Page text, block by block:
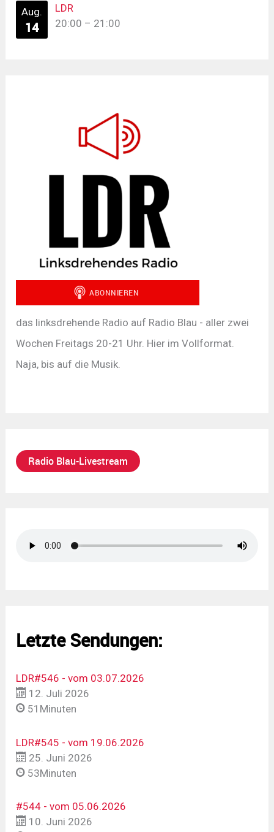
Aug.
14
LDR
20:00 – 21:00
das linksdrehende Radio auf Radio Blau - aller zwei
Wochen Freitags 20-21 Uhr. Hier im Vollformat.
Naja, bis auf die Musik.
Radio Blau-Livestream
Letzte Sendungen:
LDR#546 - vom 03.07.2026
12. Juli 2026
51Minuten
LDR#545 - vom 19.06.2026
25. Juni 2026
53Minuten
#544 - vom 05.06.2026
10. Juni 2026